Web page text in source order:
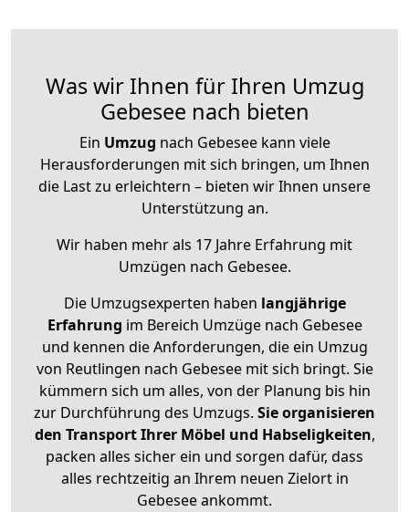
Was wir Ihnen für Ihren Umzug
Gebesee nach bieten
Ein Umzug nach Gebesee kann viele
Herausforderungen mit sich bringen, um Ihnen
die Last zu erleichtern – bieten wir Ihnen unsere
Unterstützung an.
Wir haben mehr als 17 Jahre Erfahrung mit
Umzügen nach Gebesee.
Die Umzugsexperten haben langjährige
Erfahrung im Bereich Umzüge nach Gebesee
und kennen die Anforderungen, die ein Umzug
von Reutlingen nach Gebesee mit sich bringt. Sie
kümmern sich um alles, von der Planung bis hin
zur Durchführung des Umzugs. Sie organisieren
den Transport Ihrer Möbel und Habseligkeiten,
packen alles sicher ein und sorgen dafür, dass
alles rechtzeitig an Ihrem neuen Zielort in
Gebesee ankommt.